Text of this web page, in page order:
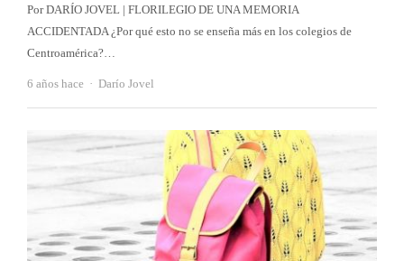
Por DARÍO JOVEL | FLORILEGIO DE UNA MEMORIA
ACCIDENTADA ¿Por qué esto no se enseña más en los colegios de
Centroamérica?…
6 años hace Autor
Darío Jovel